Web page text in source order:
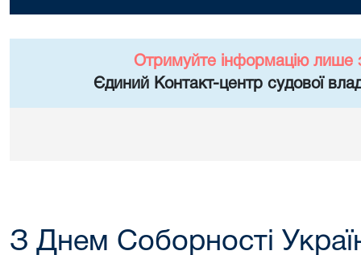
Отримуйте інформацію лише
Єдиний Контакт-центр судової
З Днем Соборності